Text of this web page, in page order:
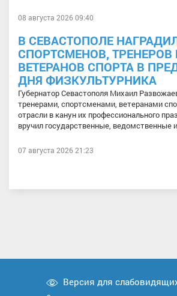
08 августа 2026 09:40
В СЕВАСТОПОЛЕ
СПОРТСМЕНОВ, ТРЕНЕРОВ
ВЕТЕРАНОВ СПОРТА В
ДНЯ ФИЗКУЛЬТУРНИКА
Губернатор Севастополя Михаил
тренерами, спортсменами, ветеранами
отрасли в канун их профессионального
вручил государственные, ведомственные
07 августа 2026 21:23
Версия для